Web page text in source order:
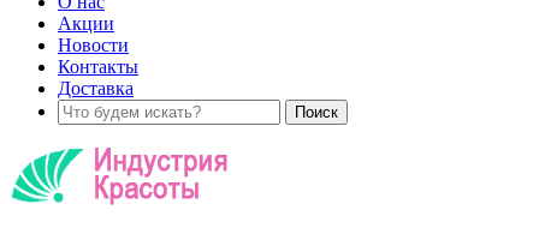
Акции
Новости
Контакты
Доставка